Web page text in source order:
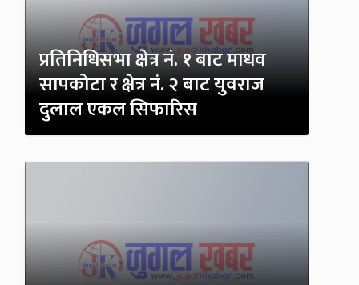
प्रतिनिधिसभा क्षेत्र नं. १ बाट माधव
सापकोटा र क्षेत्र नं. २ बाट युवराज
दुलाल एकल सिफारिस